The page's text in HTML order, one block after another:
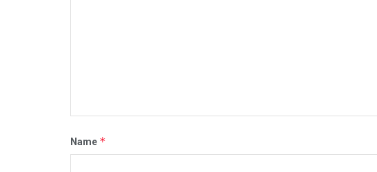
Name *